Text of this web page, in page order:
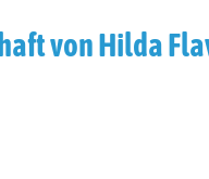
von Hilda